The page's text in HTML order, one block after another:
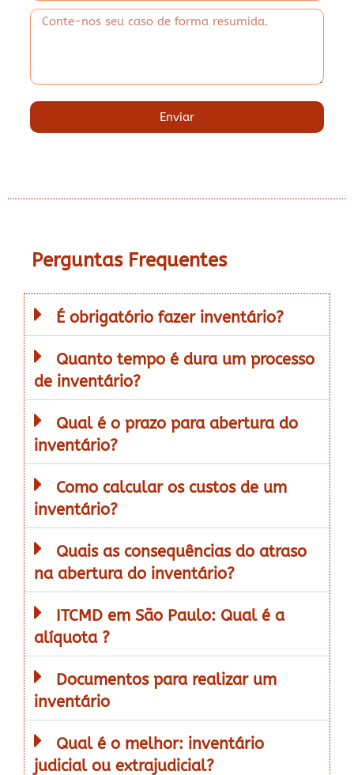
Enviar
Perguntas Frequentes
É obrigatório fazer inventário?
Quanto tempo é dura um processo
de inventário?
Qual é o prazo para abertura do
inventário?
Como calcular os custos de um
inventário?
Quais as consequências do atraso
na abertura do inventário?
ITCMD em São Paulo: Qual é a
alíquota ?
Documentos para realizar um
inventário
Qual é o melhor: inventário
judicial ou extrajudicial?